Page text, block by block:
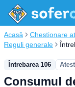
Acasă Chestionare
Reguli generale
Întrebarea 106
Consumul